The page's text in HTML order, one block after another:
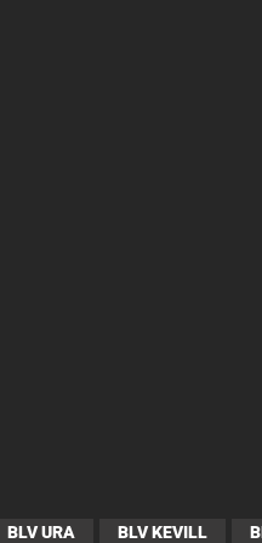
BLV URA BLV KEVILL